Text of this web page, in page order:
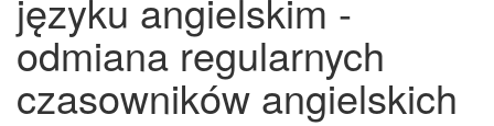
języku angielskim -
odmiana regularnych
czasowników angielskich